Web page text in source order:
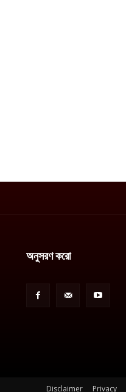
অনুসরণ করো
Disclaimer Privacy